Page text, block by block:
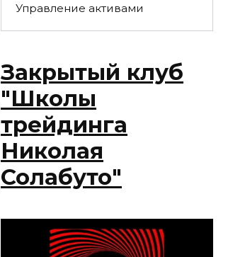
Управление активами
Закрытый клуб
"Школы
трейдинга
Николая
Солабуто"